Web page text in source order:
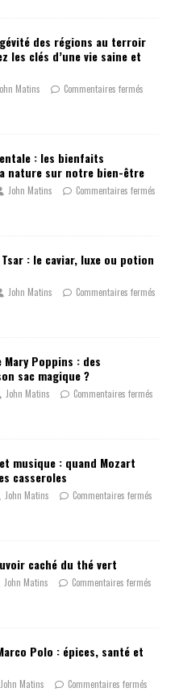
des régions au terroir
les clés d’une vie saine et
Matins Commentaires fermés
: les bienfaits
nature sur notre bien-être
John Matins Commentaires fermés
: le caviar, luxe ou potion
John Matins Commentaires fermés
Poppins : des
sac magique ?
John Matins Commentaires fermés
musique : quand Mozart
casseroles
John Matins Commentaires fermés
caché du thé vert
John Matins Commentaires fermés
Polo : épices, santé et
John Matins Commentaires fermés